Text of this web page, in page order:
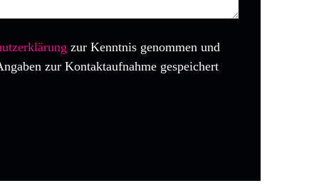
zur Kenntnis genommen und
zur Kontaktaufnahme gespeichert